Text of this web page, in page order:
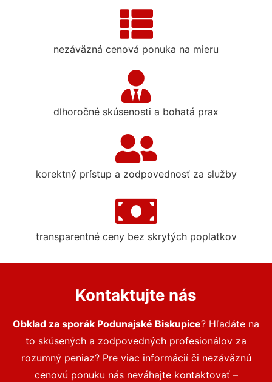
nezáväzná cenová ponuka na mieru
dlhoročné skúsenosti a bohatá prax
korektný prístup a zodpovednosť za služby
transparentné ceny bez skrytých poplatkov
Kontaktujte nás
Obklad za sporák Podunajské Biskupice? Hľadáte na
to skúsených a zodpovedných profesionálov za
rozumný peniaz? Pre viac informácií či nezáväznú
cenovú ponuku nás neváhajte kontaktovať –